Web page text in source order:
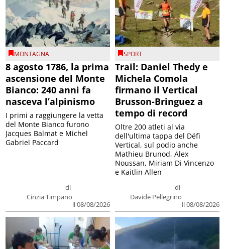
MONTAGNA
8 agosto 1786, la prima
ascensione del Monte
Bianco: 240 anni fa
nasceva l’alpinismo
di
Cinzia Timpano
il 08/08/2026
I primi a raggiungere la vetta
del Monte Bianco furono
Jacques Balmat e Michel
Gabriel Paccard
SPORT
Trail: Daniel Thedy e
Michela Comola
firmano il Vertical
Brusson-Bringuez a
tempo di record
di
Davide Pellegrino
il 08/08/2026
Oltre 200 atleti al via
dell'ultima tappa del Défì
Vertical, sul podio anche
Mathieu Brunod, Alex
Noussan, Miriam Di Vincenzo
e Kaitlin Allen